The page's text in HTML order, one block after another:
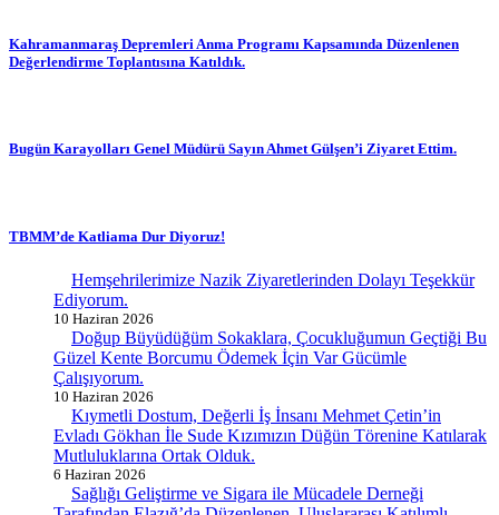
Kahramanmaraş Depremleri Anma Programı Kapsamında Düzenlenen
Değerlendirme Toplantısına Katıldık.
Bugün Karayolları Genel Müdürü Sayın Ahmet Gülşen’i Ziyaret Ettim.
TBMM’de Katliama Dur Diyoruz!
Hemşehrilerimize Nazik Ziyaretlerinden Dolayı Teşekkür
Ediyorum.
10 Haziran 2026
Doğup Büyüdüğüm Sokaklara, Çocukluğumun Geçtiği Bu
Güzel Kente Borcumu Ödemek İçin Var Gücümle
Çalışıyorum.
10 Haziran 2026
Kıymetli Dostum, Değerli İş İnsanı Mehmet Çetin’in
Evladı Gökhan İle Sude Kızımızın Düğün Törenine Katılarak
Mutluluklarına Ortak Olduk.
6 Haziran 2026
Sağlığı Geliştirme ve Sigara ile Mücadele Derneği